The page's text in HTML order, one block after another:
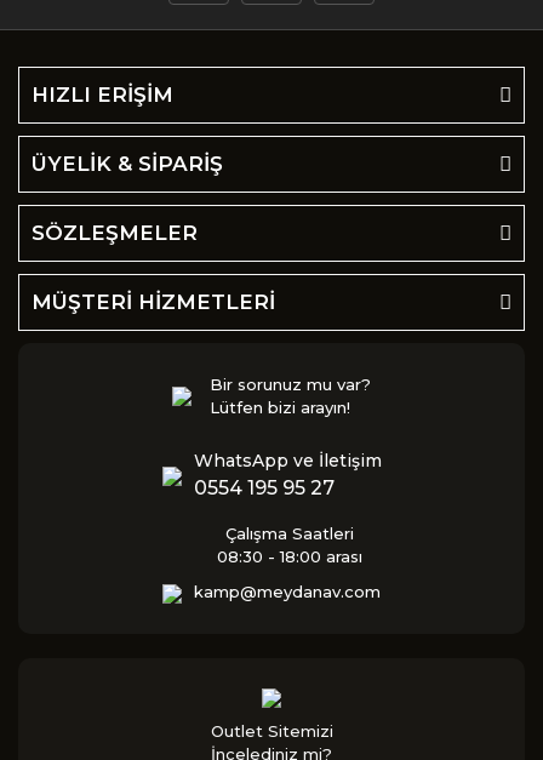
HIZLI ERİŞİM
ÜYELİK & SİPARİŞ
SÖZLEŞMELER
MÜŞTERİ HİZMETLERİ
Bir sorunuz mu var?
Lütfen bizi arayın!
WhatsApp ve İletişim
0554 195 95 27
Çalışma Saatleri
08:30 - 18:00 arası
kamp@meydanav.com
Outlet Sitemizi
İncelediniz mi?